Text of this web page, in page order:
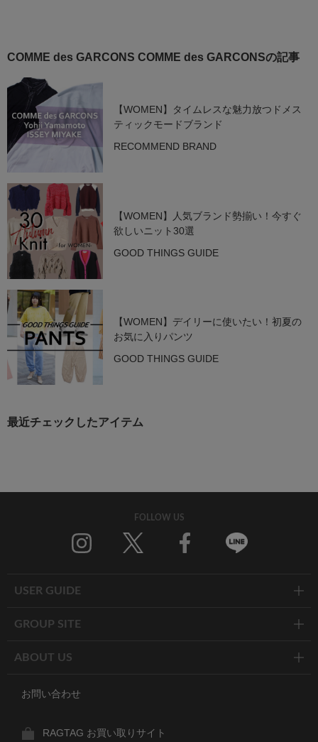
COMME des GARCONS COMME des GARCONSの記事
【WOMEN】タイムレスな魅力放つドメス
ティックモードブランド
RECOMMEND BRAND
【WOMEN】人気ブランド勢揃い！今すぐ
欲しいニット30選
GOOD THINGS GUIDE
【WOMEN】デイリーに使いたい！初夏の
お気に入りパンツ
GOOD THINGS GUIDE
最近チェックしたアイテム
FOLLOW US
USER GUIDE
GROUP SITE
ABOUT US
お問い合わせ
RAGTAG お買い取りサイト